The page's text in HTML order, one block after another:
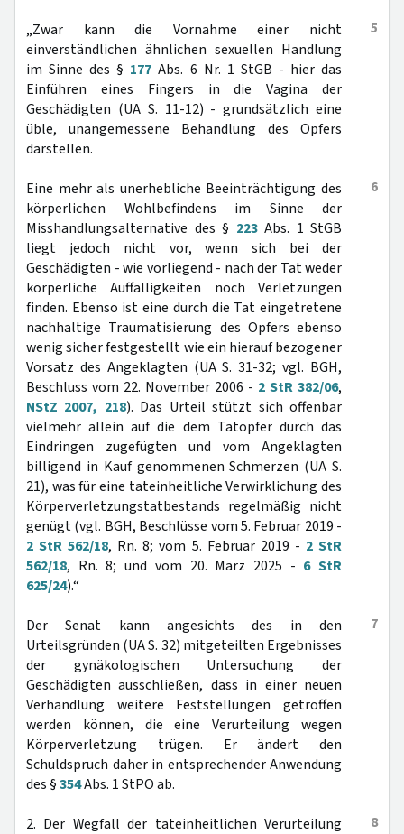
5
„Zwar kann die Vornahme einer nicht
einverständlichen ähnlichen sexuellen Handlung
im Sinne des § 177 Abs. 6 Nr. 1 StGB - hier das
Einführen eines Fingers in die Vagina der
Geschädigten (UA S. 11-12) - grundsätzlich eine
üble, unangemessene Behandlung des Opfers
darstellen.
6
Eine mehr als unerhebliche Beeinträchtigung des
körperlichen Wohlbefindens im Sinne der
Misshandlungsalternative des § 223Abs. 1 StGB
liegt jedoch nicht vor, wenn sich bei der
Geschädigten - wie vorliegend - nach der Tat weder
körperliche Auffälligkeiten noch Verletzungen
finden. Ebenso ist eine durch die Tat eingetretene
nachhaltige Traumatisierung des Opfers ebenso
wenig sicher festgestellt wie ein hierauf bezogener
Vorsatz des Angeklagten (UA S. 31-32; vgl. BGH,
Beschluss vom 22. November 2006 - 2 StR 382/06,
NStZ 2007, 218). Das Urteil stützt sich offenbar
vielmehr allein auf die dem Tatopfer durch das
Eindringen zugefügten und vom Angeklagten
billigend in Kauf genommenen Schmerzen (UA S.
21), was für eine tateinheitliche Verwirklichung des
Körperverletzungstatbestands regelmäßig nicht
genügt (vgl. BGH, Beschlüsse vom 5. Februar 2019 -
2 StR 562/18, Rn. 8; vom 5. Februar 2019 - 2 StR
562/18, Rn. 8; und vom 20. März 2025 - 6 StR
625/24).“
7
Der Senat kann angesichts des in den
Urteilsgründen (UA S. 32) mitgeteilten Ergebnisses
der gynäkologischen Untersuchung der
Geschädigten ausschließen, dass in einer neuen
Verhandlung weitere Feststellungen getroffen
werden können, die eine Verurteilung wegen
Körperverletzung trügen. Er ändert den
Schuldspruch daher in entsprechender Anwendung
des §354Abs. 1 StPO ab.
8
2. Der Wegfall der tateinheitlichen Verurteilung